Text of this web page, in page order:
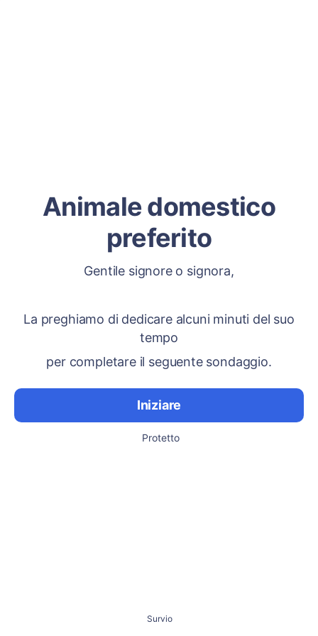
Animale domestico
preferito
Gentile signore o signora,
La preghiamo di dedicare alcuni minuti del suo
tempo
per completare il seguente sondaggio.
Iniziare
Protetto
Survio